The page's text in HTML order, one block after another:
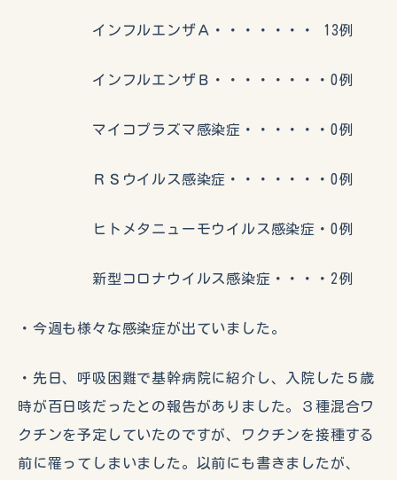
インフルエンザＡ・・・・・・・ 13例
インフルエンザＢ・・・・・・・・0例
マイコプラズマ感染症・・・・・・0例
ＲＳウイルス感染症・・・・・・・0例
ヒトメタニューモウイルス感染症・0例
新型コロナウイルス感染症・・・・2例
・今週も様々な感染症が出ていました。
・先日、呼吸困難で基幹病院に紹介し、入院した５歳
時が百日咳だったとの報告がありました。３種混合ワ
クチンを予定していたのですが、ワクチンを接種する
前に罹ってしまいました。以前にも書きましたが、